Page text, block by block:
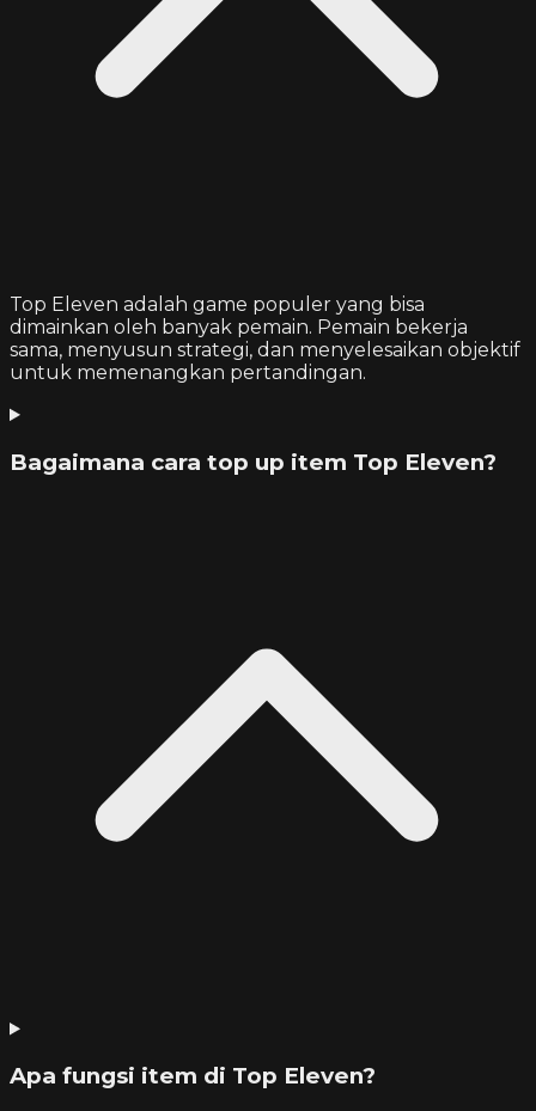
Top Eleven adalah game populer yang bisa
dimainkan oleh banyak pemain. Pemain bekerja
sama, menyusun strategi, dan menyelesaikan objektif
untuk memenangkan pertandingan.
Bagaimana cara top up item Top Eleven?
Apa fungsi item di Top Eleven?